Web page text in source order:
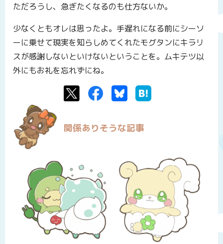
ただろうし、急ぎたくなるのも仕方ないか。
少なくともオレは思ったよ。手遅れになる前にシーソ
ーに乗せて現実を知らしめてくれたモグタンにキラリ
スが感謝しないといけないということを。ムキテツ以
外にもお礼を忘れずにね。
TwitterFacebookBluesky
関係ありそうな記事